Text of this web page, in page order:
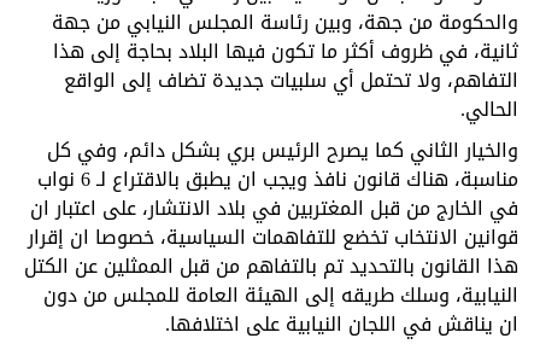
والحكومة من جهة، وبين رئاسة المجلس النيابي من جهة
ثانية، في ظروف أكثر ما تكون فيها البلاد بحاجة إلى هذا
التفاهم، ولا تحتمل أي سلبيات جديدة تضاف إلى الواقع
الحالي.
والخيار الثاني كما يصرح الرئيس بري بشكل دائم، وفي كل
مناسبة، هناك قانون نافذ ويجب ان يطبق بالاقتراع لـ 6 نواب
في الخارج من قبل المغتربين في بلاد الانتشار، على اعتبار ان
قوانين الانتخاب تخضع للتفاهمات السياسية، خصوصا ان إقرار
هذا القانون بالتحديد تم بالتفاهم من قبل الممثلين عن الكتل
النيابية، وسلك طريقه إلى الهيئة العامة للمجلس من دون
ان يناقش في اللجان النيابية على اختلافها.